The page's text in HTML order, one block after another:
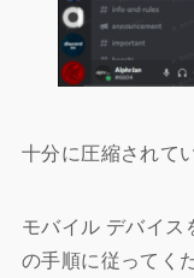
十分に圧縮されて
モバイル デバイス
の手順に従ってく